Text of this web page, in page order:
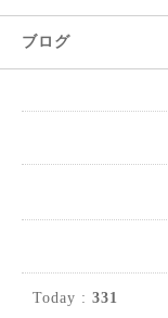
ブログ
Today : 331